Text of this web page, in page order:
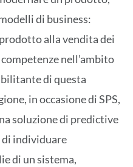
di business:
alla vendita dei
nell’ambito
di questa
in occasione di SPS,
soluzione di predictive
di individuare
di un sistema,